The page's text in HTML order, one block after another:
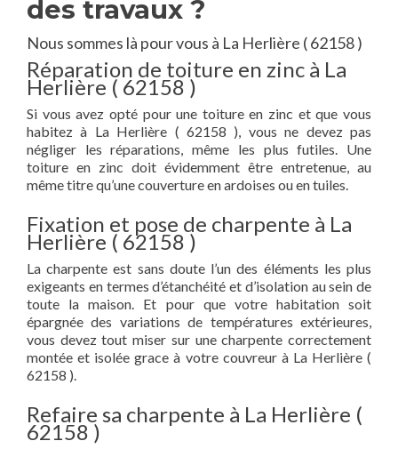
des travaux ?
Nous sommes là pour vous à La Herlière ( 62158 )
Réparation de toiture en zinc à La
Herlière ( 62158 )
Si vous avez opté pour une toiture en zinc et que vous
habitez à La Herlière ( 62158 ), vous ne devez pas
négliger les réparations, même les plus futiles. Une
toiture en zinc doit évidemment être entretenue, au
même titre qu’une couverture en ardoises ou en tuiles.
Fixation et pose de charpente à La
Herlière ( 62158 )
La charpente est sans doute l’un des éléments les plus
exigeants en termes d’étanchéité et d’isolation au sein de
toute la maison. Et pour que votre habitation soit
épargnée des variations de températures extérieures,
vous devez tout miser sur une charpente correctement
montée et isolée grace à votre couvreur à La Herlière (
62158 ).
Refaire sa charpente à La Herlière (
62158 )